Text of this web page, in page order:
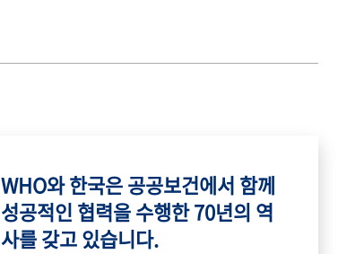
WHO와 한국은 공공보건에서 함께
성공적인 협력을 수행한 70년의 역
사를 갖고 있습니다.